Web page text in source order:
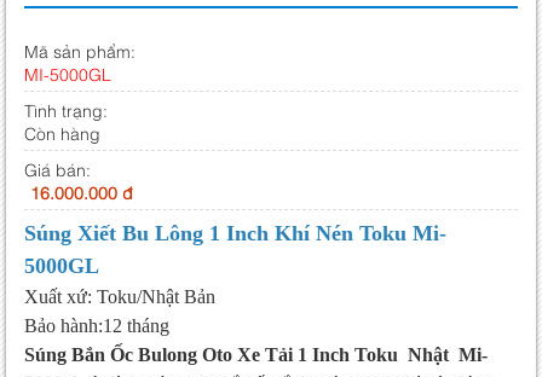
Mã sản phẩm:
MI-5000GL
Tình trạng:
Còn hàng
Giá bán:
16.000.000 đ
Súng Xiết Bu Lông 1 Inch Khí Nén Toku Mi-
5000GL
Xuất xứ: Toku/Nhật Bản
Bảo hành:12 tháng
Súng Bắn Ốc Bulong Oto Xe Tải 1 Inch Toku Nhật Mi-